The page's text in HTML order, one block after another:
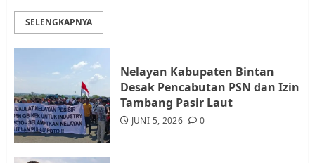
Warga Rempang Ajukan
Audiensi dengan Wali Kota
SELENGKAPNYA
Nelayan Kabupaten Bintan
Desak Pencabutan PSN dan Izin
Tambang Pasir Laut
JUNI 5, 2026 0